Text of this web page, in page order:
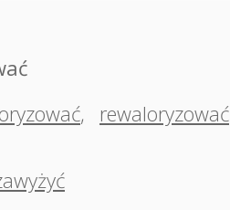
, rewaloryzować